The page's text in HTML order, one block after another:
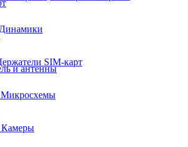
и антенны
Динамики
SIM-карт
Микросхемы
Камеры